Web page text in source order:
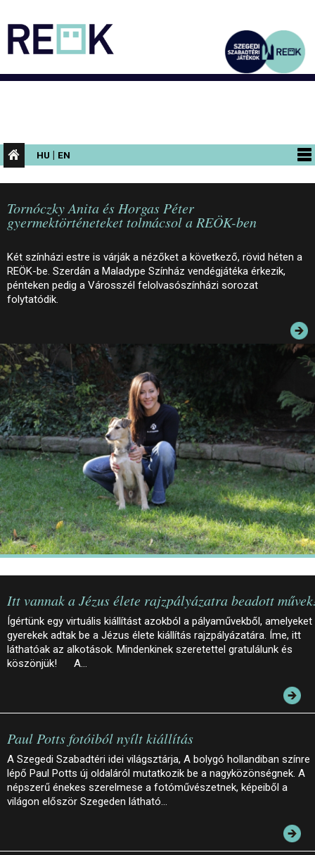
HU | EN
PROGRAMOK
KIÁLLÍTÁSOK
INFORMÁCIÓK
ELÉRHETŐSÉG
PALOTASÉTÁK ÉS VEZETÉSEK
KÖZÉRDEKŰ ADATOK
Tornóczky Anita és Horgas Péter
gyermektörténeteket tolmácsol a REÖK-ben
Két színházi estre is várják a nézőket a következő, rövid héten a
REÖK-be. Szerdán a Maladype Színház vendégjátéka érkezik,
pénteken pedig a Városszél felolvasószínházi sorozat
folytatódik.
Itt vannak a Jézus élete rajzpályázatra beadott
Ígértünk egy virtuális kiállítást azokból a pályaművekből, amelyeket
gyerekek adtak be a Jézus élete kiállítás rajzpályázatára. Íme, itt
láthatóak az alkotások. Mindenkinek szeretettel gratulálunk és
köszönjük! A…
Paul Potts fotóiból nyílt kiállítás
A Szegedi Szabadtéri idei világsztárja, A bolygó hollandiban színre
lépő Paul Potts új oldaláról mutatkozik be a nagyközönségnek. A
népszerű énekes szerelmese a fotóművészetnek, képeiből a
világon először Szegeden látható…